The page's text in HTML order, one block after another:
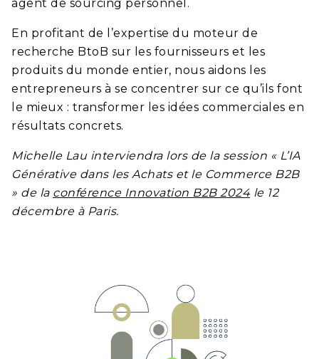
agent de sourcing personnel.
En profitant de l’expertise du moteur de
recherche BtoB sur les fournisseurs et les
produits du monde entier, nous aidons les
entrepreneurs à se concentrer sur ce qu’ils font
le mieux : transformer les idées commerciales en
résultats concrets.
Michelle Lau interviendra lors de la session « L’IA
Générative dans les Achats et le Commerce B2B
» de la conférence Innovation B2B 2024le 12
décembre à Paris.